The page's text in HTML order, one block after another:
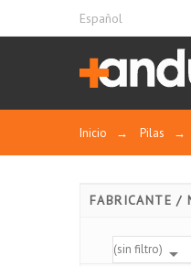
Español
Inicio → Pilas →
FABRICANTE /
(sin filtro) 